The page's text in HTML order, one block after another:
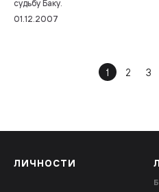
судьбу Баку.
01.12.2007
1 2 3
ЛИЧНОСТИ